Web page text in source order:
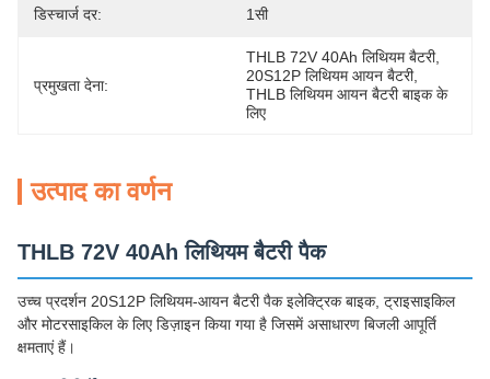
डिस्चार्ज दर: 1सी
प्रमुखता देना:
THLB 72V 40Ah लिथियम बैटरी,
20S12P लिथियम आयन बैटरी,
THLB लिथियम आयन बैटरी बाइक के
लिए
उत्पाद का वर्णन
THLB 72V 40Ah लिथियम बैटरी पैक
उच्च प्रदर्शन 20S12P लिथियम-आयन बैटरी पैक इलेक्ट्रिक बाइक, ट्राइसाइकिल
और मोटरसाइकिल के लिए डिज़ाइन किया गया है जिसमें असाधारण बिजली आपूर्ति
क्षमताएं हैं।